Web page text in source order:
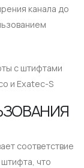
канала до
с штифтами
и Exatec-S
соответствие
что